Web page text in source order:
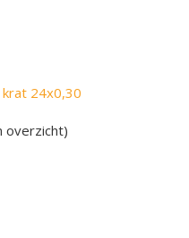
krat 24x0,30
overzicht)